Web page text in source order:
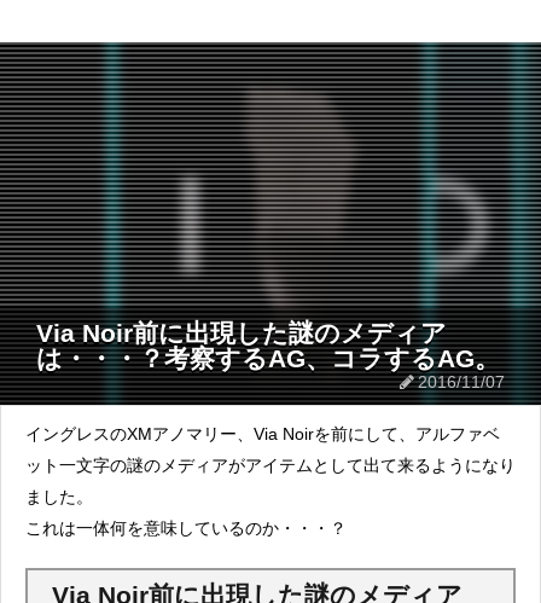
Via Noir前に出現した謎のメディア
は・・・？考察するAG、コラするAG。
2016/11/07
イングレスのXMアノマリー、Via Noirを前にして、アルファベ
ット一文字の謎のメディアがアイテムとして出て来るようになり
ました。
これは一体何を意味しているのか・・・？
Via Noir前に出現した謎のメディア